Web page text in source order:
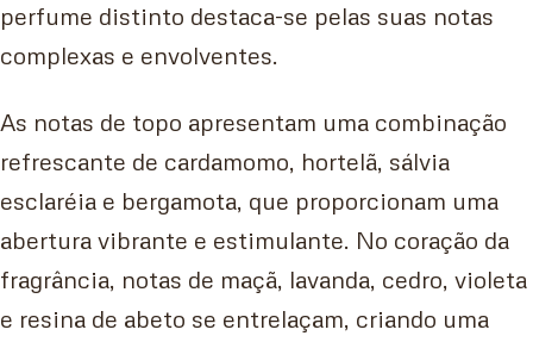
perfume distinto destaca-se pelas suas notas
complexas e envolventes.
As notas de topo apresentam uma combinação
refrescante de cardamomo, hortelã, sálvia
esclaréia e bergamota, que proporcionam uma
abertura vibrante e estimulante. No coração da
fragrância, notas de maçã, lavanda, cedro, violeta
e resina de abeto se entrelaçam, criando uma